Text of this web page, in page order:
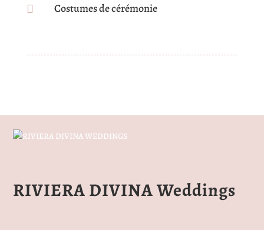
 Costumes de cérémonie
RIVIERA DIVINA Weddings